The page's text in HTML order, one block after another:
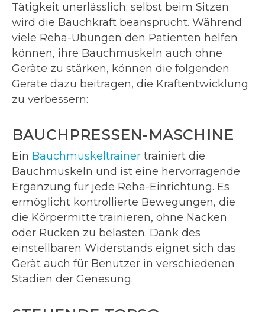
Tätigkeit unerlässlich; selbst beim Sitzen
wird die Bauchkraft beansprucht. Während
viele Reha-Übungen den Patienten helfen
können, ihre Bauchmuskeln auch ohne
Geräte zu stärken, können die folgenden
Geräte dazu beitragen, die Kraftentwicklung
zu verbessern:
BAUCHPRESSEN-MASCHINE
Ein Bauchmuskeltrainer trainiert die
Bauchmuskeln und ist eine hervorragende
Ergänzung für jede Reha-Einrichtung. Es
ermöglicht kontrollierte Bewegungen, die
die Körpermitte trainieren, ohne Nacken
oder Rücken zu belasten. Dank des
einstellbaren Widerstands eignet sich das
Gerät auch für Benutzer in verschiedenen
Stadien der Genesung.